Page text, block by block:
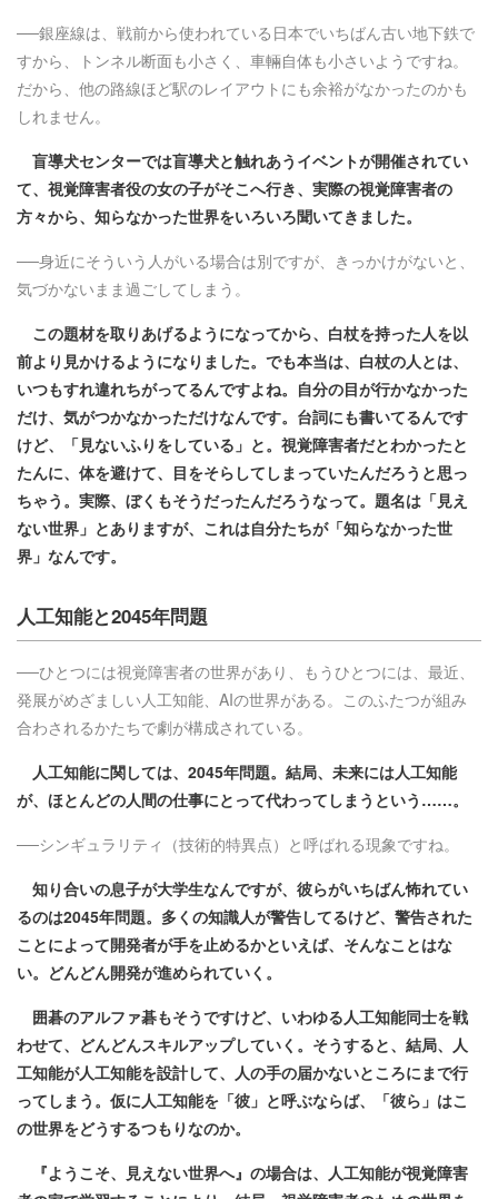
──銀座線は、戦前から使われている日本でいちばん古い地下鉄で
すから、トンネル断面も小さく、車輛自体も小さいようですね。
だから、他の路線ほど駅のレイアウトにも余裕がなかったのかも
しれません。
盲導犬センターでは盲導犬と触れあうイベントが開催されてい
て、視覚障害者役の女の子がそこへ行き、実際の視覚障害者の
方々から、知らなかった世界をいろいろ聞いてきました。
──身近にそういう人がいる場合は別ですが、きっかけがないと、
気づかないまま過ごしてしまう。
この題材を取りあげるようになってから、白杖を持った人を以
前より見かけるようになりました。でも本当は、白杖の人とは、
いつもすれ違れちがってるんですよね。自分の目が行かなかった
だけ、気がつかなかっただけなんです。台詞にも書いてるんです
けど、「見ないふりをしている」と。視覚障害者だとわかったと
たんに、体を避けて、目をそらしてしまっていたんだろうと思っ
ちゃう。実際、ぼくもそうだったんだろうなって。題名は「見え
ない世界」とありますが、これは自分たちが「知らなかった世
界」なんです。
人工知能と2045年問題
──ひとつには視覚障害者の世界があり、もうひとつには、最近、
発展がめざましい人工知能、AIの世界がある。このふたつが組み
合わされるかたちで劇が構成されている。
人工知能に関しては、2045年問題。結局、未来には人工知能
が、ほとんどの人間の仕事にとって代わってしまうという……。
──シンギュラリティ（技術的特異点）と呼ばれる現象ですね。
知り合いの息子が大学生なんですが、彼らがいちばん怖れてい
るのは2045年問題。多くの知識人が警告してるけど、警告された
ことによって開発者が手を止めるかといえば、そんなことはな
い。どんどん開発が進められていく。
囲碁のアルファ碁もそうですけど、いわゆる人工知能同士を戦
わせて、どんどんスキルアップしていく。そうすると、結局、人
工知能が人工知能を設計して、人の手の届かないところにまで行
ってしまう。仮に人工知能を「彼」と呼ぶならば、「彼ら」はこ
の世界をどうするつもりなのか。
『ようこそ、見えない世界へ』の場合は、人工知能が視覚障害